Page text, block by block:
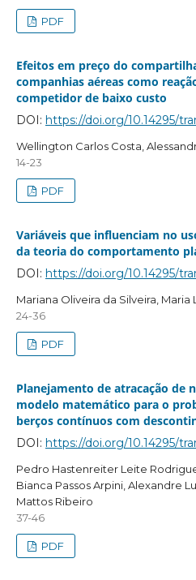
PDF
Efeitos em preço do
companhias aéreas como
competidor de baixo custo
DOI: https://doi.org/10.14295/
Wellington Carlos Costa,
14-23
PDF
Variáveis que influenciam no
da teoria do comportamento
DOI: https://doi.org/10.14295/
Mariana Oliveira da Silveira, Maria
24-36
PDF
Planejamento de atracação de
modelo matemático para o
berços contínuos com
DOI: https://doi.org/10.14295/
Pedro Hastenreiter Leite
Bianca Passos Arpini, Alexandre
Mattos Ribeiro
37-46
PDF